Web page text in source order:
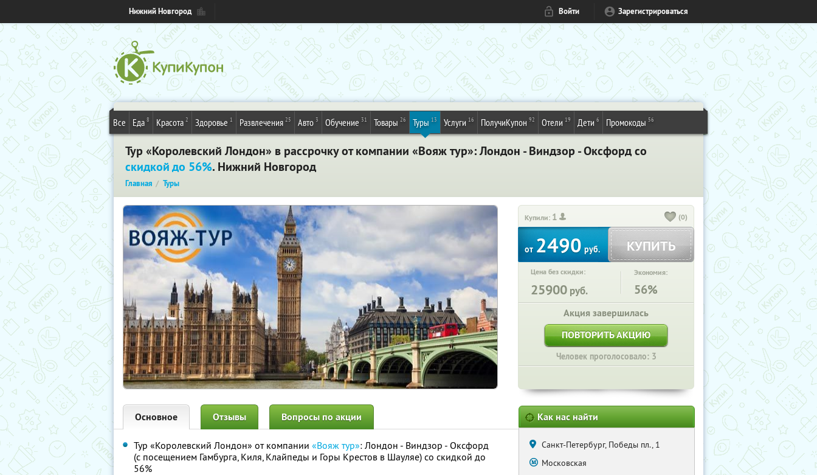
Нижний Новгород Войти Зарегистрироваться
Все Еда 8 Красота 2 Здоровье 1 Развлечения 25 Авто 3 Обучение 31 Товары 26 Туры 13 Услуги 16 ПолучиКупон 92 Отели 19 Дети 6 Промокоды 56
Тур «Королевский Лондон» в рассрочку от компании «Вояж тур»: Лондон - Виндзор - Оксфорд со
скидкой до 56%. Нижний Новгород
Главная Туры
Купили: 1 (0)
от 2490 руб. КУПИТЬ
Цена без скидки:
25900 руб.
Экономия:
56%
Акция завершилась
ПОВТОРИТЬ АКЦИЮ
Человек проголосовало: 3
Основное Отзывы Вопросы по акции
Тур «Королевский Лондон» от компании «Вояж тур»: Лондон - Виндзор - Оксфорд
(с посещением Гамбурга, Киля, Клайпеды и Горы Крестов в Шауляе) со скидкой до
56%
Как нас найти
Санкт-Петербург, Победы пл., 1
Московская